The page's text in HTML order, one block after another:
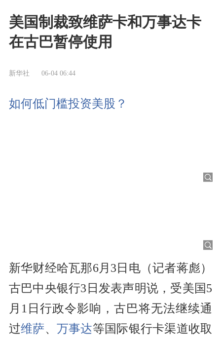
美国制裁致维萨卡和万事达卡
在古巴暂停使用
新华社 06-04 06:44
如何低门槛投资美股？
新华财经哈瓦那6月3日电（记者蒋彪）
古巴中央银行3日发表声明说，受美国5
月1日行政令影响，古巴将无法继续通
过维萨、 万事达等国际银行卡渠道收取